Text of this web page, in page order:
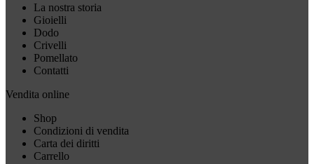
La nostra storia
Gioielli
Dodo
Crivelli
Pomellato
Contatti
Vendita online
Shop
Condizioni di vendita
Carta dei diritti
Carrello